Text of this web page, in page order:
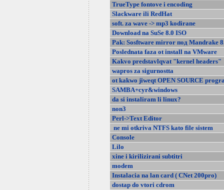
TrueType fontove i encoding
Slackware ili RedHat
soft. za wave -> mp3 kodirane
Download na SuSe 8.0 ISO
Pak: Sosftware mirror под Mandrake
Poslednata faza ot install na VMware
Kakvo predstavlqvat "kernel headers"
wapros za sigurnostta
ot kakwo jiweqt OPEN SOURCE
SAMBA+cyr&windows
da si instaliram li linux?
non3
Perl->Text Editor
ne mi otkriva NTFS kato file sistem
Console
Lilo
xine i kirilizirani subtitri
modem
Instalacia na lan card ( CNet 200pro)
dostap do vtori cdrom